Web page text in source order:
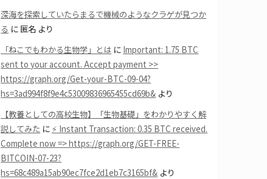
深海を探索していたらまるで機械のようなクラゲが見つか
る に 匿名 より
「ねこでもわかる生物学」とは に Important: 1.75 BTC
sent to your account. Accept payment >>
https://graph.org/Get-your-BTC-09-04?
hs=3ad994f8f9e4c53009836965455cd69b& より
【教養としての高校生物】「生物基礎」をわかりやすく解
説してみた に ⚡ Instant Transaction: 0.35 BTC received.
Complete now => https://graph.org/GET-FREE-
BITCOIN-07-23?
hs=68c489a15ab90ec7fce2d1eb7c3165bf& より